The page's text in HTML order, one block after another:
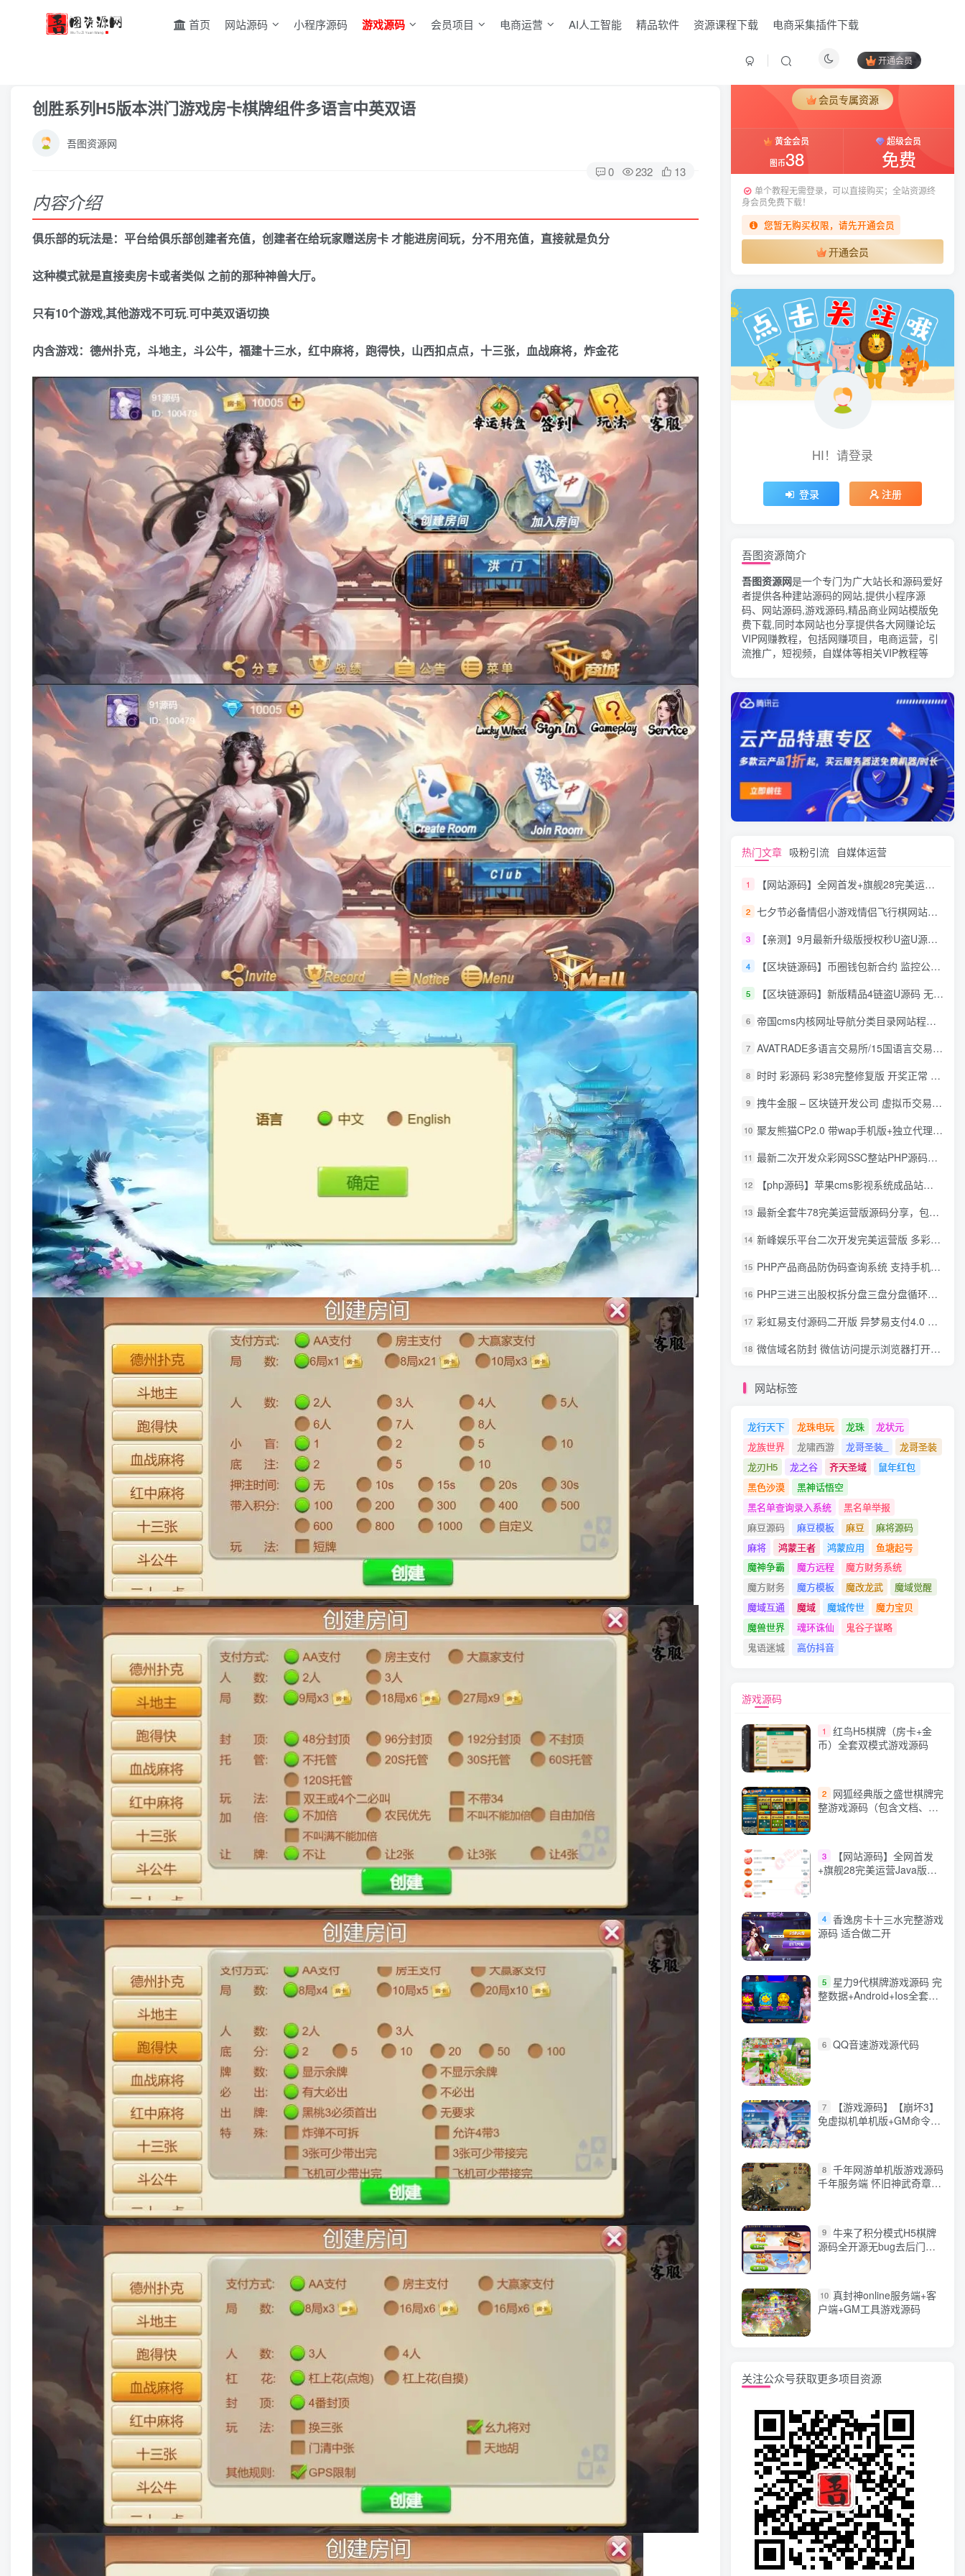
首页 网站源码 小程序源码 游戏源码 会员项目 电商运营 AI人工智能 精品软件 资源课程下载 电商采集插件下载
开通会员
创胜系列H5版本洪门游戏房卡棋牌组件多语言中英双语
吾图资源网
0 232 13
内容介绍
俱乐部的玩法是：平台给俱乐部创建者充值，创建者在给玩家赠送房卡 才能进房间玩，分不用充值，直接就是负分
这种模式就是直接卖房卡或者类似 之前的那种神兽大厅。
只有10个游戏,其他游戏不可玩.可中英双语切换
内含游戏：德州扑克，斗地主，斗公牛，福建十三水，红中麻将，跑得快，山西扣点点，十三张，血战麻将，炸金花
HI！请登录
登录 注册
付费资源
会员专属资源
黄金会员
图币38
超级会员
免费
单个教程无需登录，可以直接购买；全站资源终
身会员免费下载！
您暂无购买权限，请先开通会员
开通会员
HI！请登录
登录 注册
吾图资源简介
吾图资源网是一个专门为广大站长和源码爱好
者提供各种建站源码的网站,提供小程序源
码、网站源码,游戏源码,精品商业网站模版免
费下载,同时本网站也分享提供各大网赚论坛
VIP网赚教程，包括网赚项目，电商运营，引
流推广，短视频，自媒体等相关VIP教程等
热门文章 吸粉引流 自媒体运营
1 【网站源码】全网首发+旗舰28完美运营Java版高仿28圈+彩种丰富+机器人+眯牌
2 七夕节必备情侣小游戏情侣飞行棋网站源码
3 【亲测】9月最新升级版授权秒U盗U源码/四链盗U源码/自带提币接口
4 【区块链源码】币圈钱包新合约 监控公链转账地址 尾数模拟转账数据生成 0 U攻击带安装说明
5 【区块链源码】新版精品4链盗U源码 无限开代理模式 后台 代理数据可看 包含搭建教程
6 帝国cms内核网址导航分类目录网站程序源码
7 AVATRADE多语言交易所/15国语言交易所/合约交易/期权交易/币币交易/申购/矿机/风控/前端wap/pc纯源码/带搭建教程
8 时时 彩源码 彩38完整修复版 开奖正常 带手机wap
9 拽牛金服 – 区块链开发公司 虚拟币交易系统 虚拟币交易平台开发 虚拟币ico众
10 聚友熊猫CP2.0 带wap手机版+独立代理后台+整站打包全开源
11 最新二次开发众彩网SSC整站PHP源码+WAP手机版+KJ采集器+集成云端在线充值
12 【php源码】苹果cms影视系统成品站打包+电影先生6.1.1模板优化版+15W+数据
13 最新全套牛78完美运营版源码分享，包含了资源组件+脚本程序
14 新峰娱乐平台二次开发完美运营版 多彩种多玩法 代理分红+积分兑换
15 PHP产品商品防伪码查询系统 支持手机防假验证网站建设 防伪码自动生成 批量导入
16 PHP三进三出股权拆分盘三盘分盘循环拆分系统源码
17 彩虹易支付源码二开版 异梦易支付4.0 可对接官方/易支付/码支付 去除后门 美化用户中心
18 微信域名防封 微信访问提示浏览器打开 非微信访问直接打开预防域名被封域名被封包换服务
网站标签
龙行天下 龙珠电玩 龙珠
龙状元
龙族世界
龙啸西游 龙哥圣装_
龙哥圣装
龙刃H5
龙之谷 齐天圣域
鼠年红包
黑色沙漠
黑神话悟空
黑名单查询录入系统
黑名单举报
麻豆源码
麻豆模板 麻豆
麻将源码
麻将
鸿蒙王者 鸿蒙应用
鱼塘起号
魔神争霸
魔方远程
魔方财务系统
魔方财务
魔方模板 魔改龙武
魔域觉醒
魔域互通
魔域 魔城传世
魔力宝贝
魔兽世界
魂环诛仙
鬼谷子谋略
鬼语迷城
高仿抖音
游戏源码
1
红鸟H5棋牌（房卡+金
币）全套双模式游戏源码
2
网狐经典版之盛世棋牌完
整游戏源码（包含文档、架
3
【网站源码】全网首发
+旗舰28完美运营Java版高
4 香逸房卡十三水完整游戏
源码 适合做二开
5
星力9代棋牌游戏源码 完
整数据+Android+Ios全套
6 QQ音速游戏源代码
7
【游戏源码】【崩坏3】
免虚拟机单机版+GM命令
8 千年网游单机版游戏源码
千年服务端 怀旧神武奇章一
9 牛来了积分模式H5棋牌
源码全开源无bug去后门无
10 真封神online服务端+客
户端+GM工具游戏源码
关注公众号获取更多项目资源